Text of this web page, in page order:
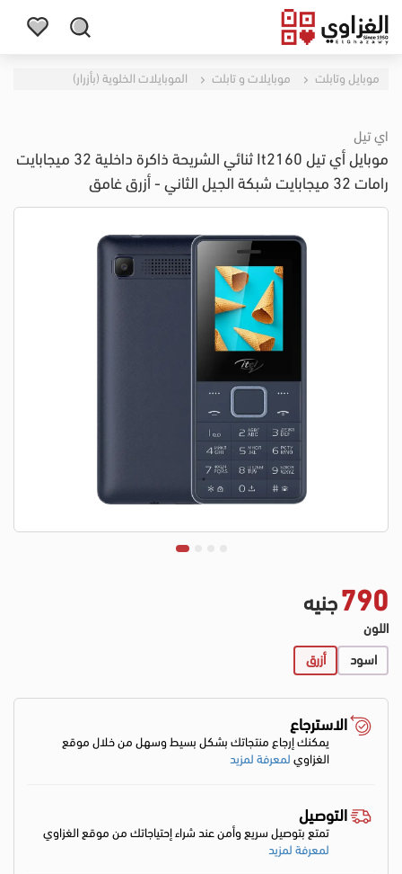
موبايل وتابلت موبايلات و تابلت الموبايلات الخلوية (بأزرار)
اي تيل
موبايل أي تيل It2160 ثنائي الشريحة ذاكرة داخلية 32 ميجابايت
رامات 32 ميجابايت شبكة الجيل الثاني - أزرق غامق
790جنيه
اللون
اسود
أزرق
الاسترجاع
يمكنك إرجاع منتجاتك بشكل بسيط وسهل من خلال موقع
الغزاويلمعرفة لمزيد
التوصيل
تمتع بتوصيل سريع وأمن عند شراء إحتياجاتك من موقع الغزاوي
لمعرفة لمزيد